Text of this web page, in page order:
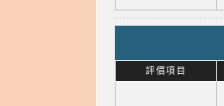
評價項目